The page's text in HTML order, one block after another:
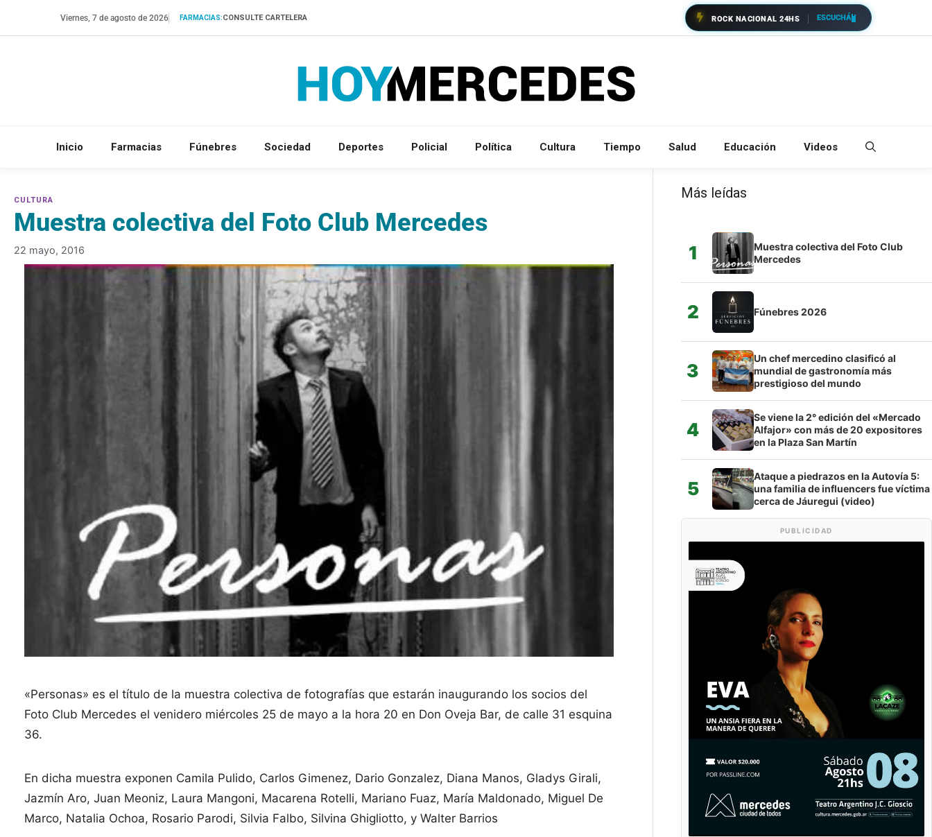
Viernes, 7 de agosto de 2026 FARMACIAS:CONSULTE CARTELERA ROCK NACIONAL 24HS ESCUCHÁ
Inicio Farmacias Fúnebres Sociedad Deportes Policial Política Cultura Tiempo Salud Educación Videos
Muestra colectiva del Foto Club Mercedes
22 mayo, 2016
«Personas» es el título de la muestra colectiva de fotografías que estarán inaugurando los socios del
Foto Club Mercedes el venidero miércoles 25 de mayo a la hora 20 en Don Oveja Bar, de calle 31 esquina
36.
En dicha muestra exponen Camila Pulido, Carlos Gimenez, Dario Gonzalez, Diana Manos, Gladys Girali,
Jazmín Aro, Juan Meoniz, Laura Mangoni, Macarena Rotelli, Mariano Fuaz, María Maldonado, Miguel De
Marco, Natalia Ochoa, Rosario Parodi, Silvia Falbo, Silvina Ghigliotto, y Walter Barrios
Más leídas
1
Muestra colectiva del Foto Club
Mercedes
2 Fúnebres 2026
3
Un chef mercedino clasificó al
mundial de gastronomía más
prestigioso del mundo
4
Se viene la 2° edición del «Mercado
Alfajor» con más de 20 expositores
en la Plaza San Martín
5
Ataque a piedrazos en la Autovía 5:
una familia de influencers fue víctima
cerca de Jáuregui (video)
PUBLICIDAD